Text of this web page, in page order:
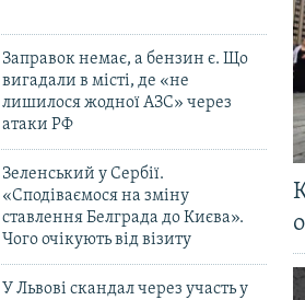
Заправок немає, а бензин є. Що
вигадали в місті, де «не
лишилося жодної АЗС» через
атаки РФ
Зеленський у Сербії.
«Сподіваємося на зміну
ставлення Белграда до Києва».
Чого очікують від візиту
У Львові скандал через участь у